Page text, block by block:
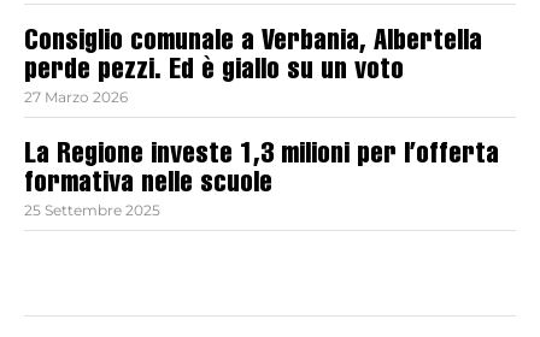
Consiglio comunale a Verbania, Albertella
perde pezzi. Ed è giallo su un voto
27 Marzo 2026
La Regione investe 1,3 milioni per l’offerta
formativa nelle scuole
25 Settembre 2025